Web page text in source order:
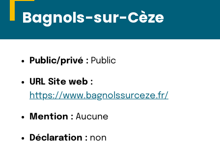
Bagnols-sur-Cèze
Public/privé : Public
URL Site web :
https://www.bagnolssurceze.fr/
Mention : Aucune
Déclaration : non